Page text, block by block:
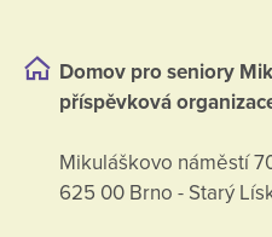
Domov pro seniory
příspěvková
Mikuláškovo náměstí
625 00 Brno - Starý